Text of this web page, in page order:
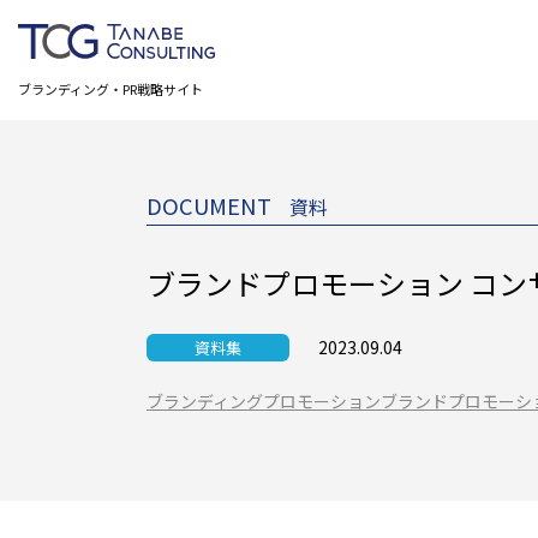
ブランディング・PR戦略サイト
DOCUMENT 資料
ブランドプロモーション コ
資料集 2023.09.04
ブランディングプロモーションブランドプロモーシ